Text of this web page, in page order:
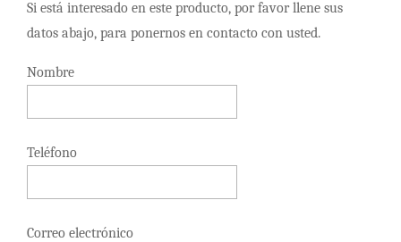
Si está interesado en este producto, por favor llene sus
datos abajo, para ponernos en contacto con usted.
Nombre
Teléfono
Correo electrónico